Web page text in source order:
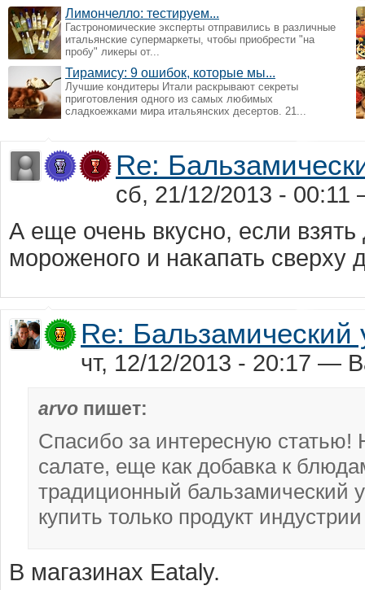
Лимончелло: тестируем...
Гастрономические эксперты отправились в различные
итальянские супермаркеты, чтобы приобрести "на
пробу" ликеры от...
Тирамису: 9 ошибок, которые мы...
Лучшие кондитеры Итали раскрывают секреты
приготовления одного из самых любимых
сладкоежками мира итальянских десертов. 21...
Re:
сб, 21/12/2013 - 00:11
А еще очень вкусно, если
мороженого и накапать сверху
Re: Бальзамический
чт, 12/12/2013 - 20:17 —
arvoпишет:
Спасибо за интересную статью!
салате, еще как добавка к
традиционный бальзамический
купить только продукт
В магазинах Eataly.